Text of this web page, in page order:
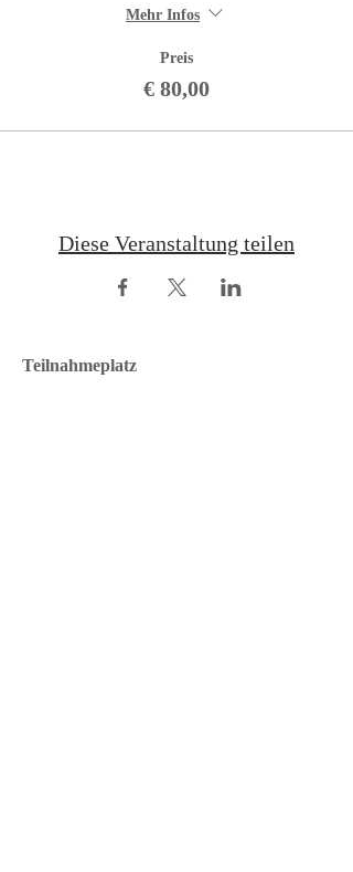
Mehr Infos
Preis
€ 80,00
Diese Veranstaltung teilen
Teilnahmeplatz